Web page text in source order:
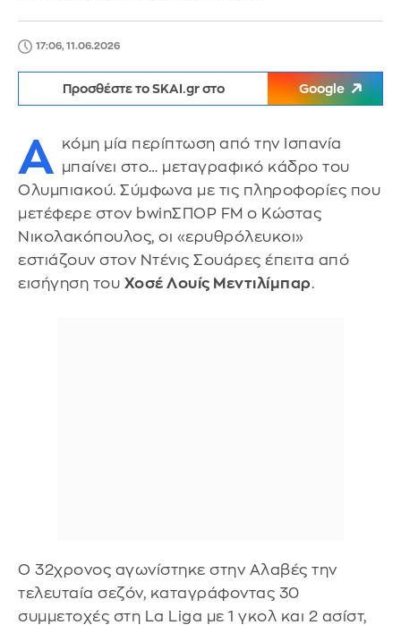
17:06, 11.06.2026
Προσθέστε το SKAI.gr στο Google
Α κόμη μία περίπτωση από την Ισπανία
μπαίνει στο… μεταγραφικό κάδρο του
Ολυμπιακού. Σύμφωνα με τις πληροφορίες που
μετέφερε στον bwinΣΠΟΡ FM ο Κώστας
Νικολακόπουλος, οι «ερυθρόλευκοι»
εστιάζουν στον Ντένις Σουάρες έπειτα από
εισήγηση του Χοσέ Λουίς Μεντιλίμπαρ.
Ο 32χρονος αγωνίστηκε στην Αλαβές την
τελευταία σεζόν, καταγράφοντας 30
συμμετοχές στη La Liga με 1 γκολ και 2 ασίστ,